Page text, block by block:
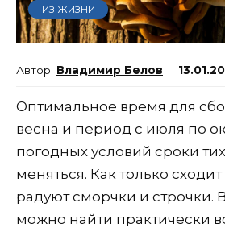
ИЗ ЖИЗНИ
Владимир Белов
Оптимальное время для
весна и период с июля по
погодных условий сроки
меняться. Как только
радуют сморчки и строчки.
можно найти практически